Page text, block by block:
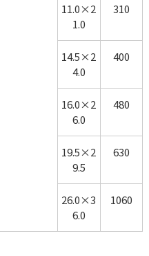
11.0×2
1.0
310
14.5×2
4.0
400
16.0×2
6.0
480
19.5×2
9.5
630
26.0×3
6.0
1060